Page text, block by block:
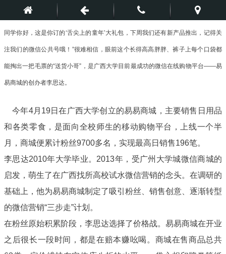
同学你好，这是你订的‘舌尖上的童年’大礼包，下周我们还有新产品推出，记得关
注我们的微信公共号哦！”很难相信，眼前这个长得高高胖胖、裤子上每个口袋都
能掏出一把毛票的“送货小哥”，是广西大学目前最成功的微信在线购物平台——易
易商城的创办者李思达。
今年4月19日在广西大学创立的易易商城，主要销售日用品
和各类零食，是面向全校师生的移动购物平台，上线一个半
月，商城便累计粉丝9700多名，实现最高日销售196笔。
李思达2010年大学毕业。2013年，受广州大学城微信商城的
启发，萌生了在广西找所高校试水微信营销的念头。在调研的
基础上，他为易易商城制定了吸引粉丝、销售创意、逐渐转型
的微信营销“三步走”计划。
在粉丝原始积累阶段，李思达选择了价格战。易易商城在开业
之后很长一段时间，都是在赔本赚吆喝。商城在售商品总共